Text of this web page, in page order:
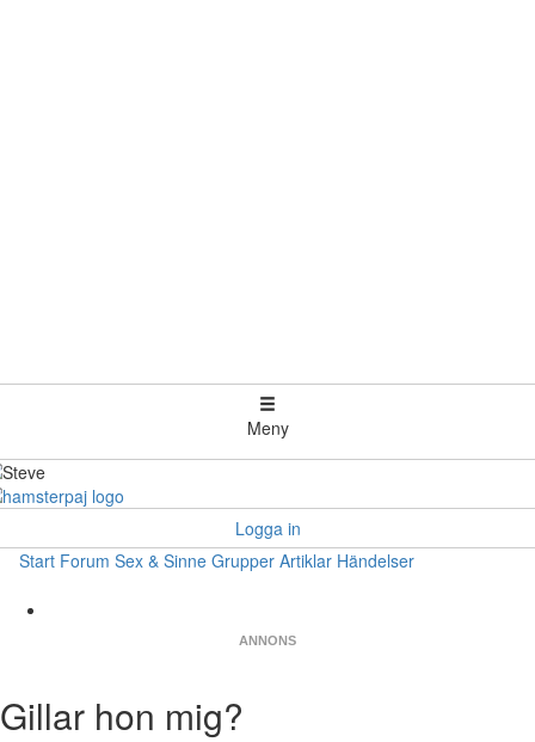
Meny
Logga in
Start Forum Sex & Sinne Grupper Artiklar Händelser
ANNONS
Gillar hon mig?